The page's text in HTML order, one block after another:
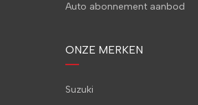
Auto abonnement aanbod
ONZE MERKEN
Suzuki